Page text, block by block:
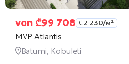
von ₾99 708 ₾2 230/м²
MVP Atlantis
Batumi, Kobuleti